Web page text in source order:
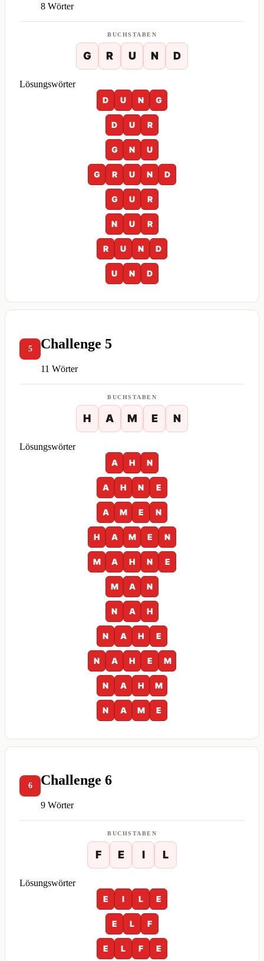
8 Wörter
BUCHSTABEN
G R U N D
Lösungswörter
D
U N G
D U R
G N U
G R U N D
G U R
N U R
R U N D
U N D
5 Challenge 5
11 Wörter
BUCHSTABEN
H A M E N
Lösungswörter
A
H N
A H N E
A M E N
H A M E N
M A H N E
M A N
N A H
N A H E
N A H E M
N A H M
N A M E
6 Challenge 6
9 Wörter
BUCHSTABEN
F E I L
Lösungswörter
E
I L E
E L F
E L F E